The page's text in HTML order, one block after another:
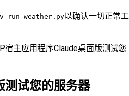
run weather.py以确认一切正常工
宿主应用程序Claude桌面版测试您
测试您的服务器